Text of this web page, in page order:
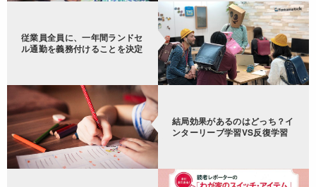
従業員全員に、一年間ランドセ
ル通勤を義務付けることを決定
結局効果があるのはどっち？イ
ンターリーブ学習VS反復学習